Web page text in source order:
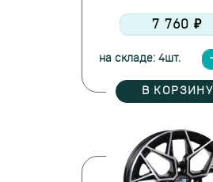
7 760 ₽
на складе: 4шт.
В КОРЗИНУ